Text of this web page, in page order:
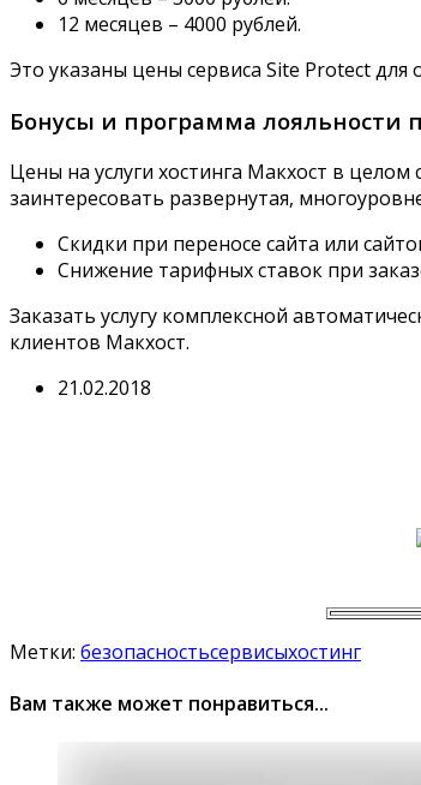
12 месяцев – 4000 рублей.
Это указаны цены сервиса Site Protect для
Бонусы и программа лояльности
Цены на услуги хостинга Макхост в
заинтересовать развернутая,
Скидки при переносе сайта или
Снижение тарифных ставок при
Заказать услугу комплексной
клиентов Макхост.
21.02.2018
Метки: безопасностьсервисыхостинг
Вам также может понравиться...